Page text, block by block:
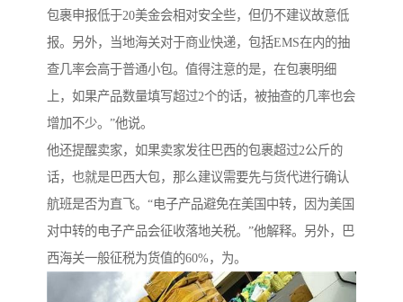
包裹申报低于20美金会相对安全些，但仍不建议故意低
报。另外，当地海关对于商业快递，包括EMS在内的抽
查几率会高于普通小包。值得注意的是，在包裹明细
上，如果产品数量填写超过2个的话，被抽查的几率也会
增加不少。”他说。
他还提醒卖家，如果卖家发往巴西的包裹超过2公斤的
话，也就是巴西大包，那么建议需要先与货代进行确认
航班是否为直飞。“电子产品避免在美国中转，因为美国
对中转的电子产品会征收落地关税。”他解释。另外，巴
西海关一般征税为货值的60%，为。